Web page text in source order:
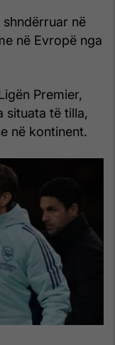
në
në Evropë nga
Premier,
situata të tilla,
në kontinent.